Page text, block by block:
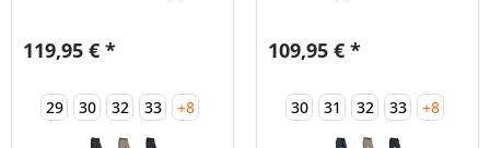
119,95 € *
29 30 32 33 +8
109,95 € *
30 31 32 33 +8